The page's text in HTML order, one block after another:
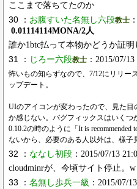
ここまで落ちてたのか
30 ： お腹すいた名無し六段教士
0.01114114MONA/2人
誰か1btc払って本物かどうか証明
31 ： じろー六段教士 ：2015/07/
怖いもの知らずなので、7/12にリリー
ップデート。
UIのアイコンが変わったので、見た
か感じない。バグフィックスはいくつ
0.10.2の時のように「It is recommended
ないから、必要のある人以外は、様子
32 ： ななし初段 ：2015/07/13
cloudminrが、今頃サイト停止。w
33 ： 名無し歩兵一級 ：2015/07/